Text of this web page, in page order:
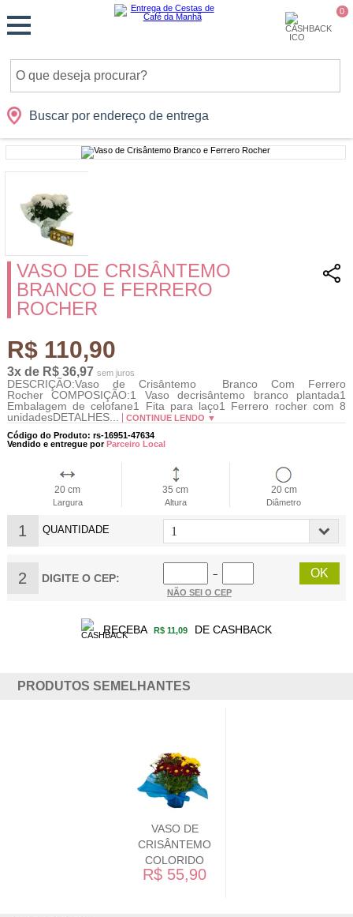
0
Buscar por endereço de entrega
Cidades Presentes Datas Shopping
Monte
sua
Cesta
VASO DE CRISÂNTEMO
BRANCO E FERRERO
ROCHER
R$ 110,90
3x de R$ 36,97 sem juros
DESCRIÇÃO:Vaso de Crisântemo Branco Com Ferrero
Rocher COMPOSIÇÃO:1 Vaso decrisântemo branco plantada1
Embalagem de celofane1 Fita para laço1 Ferrero rocher com 8
unidadesDETALHES...
CONTINUE LENDO ▼
Código do Produto: rs-16951-47634
Vendido e entregue porParceiro Local
20 cm
Largura
35 cm
Altura
20 cm
Diâmetro
1 QUANTIDADE
2 DIGITE O CEP:
−
NÃO SEI O CEP
RECEBA R$ 11,09 DE CASHBACK
PRODUTOS SEMELHANTES
VASO DE
CRISÂNTEMO
COLORIDO
R$ 55,90